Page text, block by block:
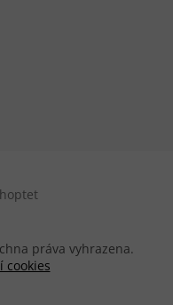
práva vyhrazena.
cookies